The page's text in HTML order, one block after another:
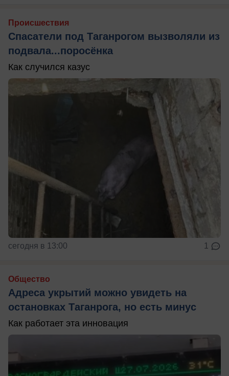
Происшествия
Спасатели под Таганрогом вызволяли из
подвала...поросёнка
Как случился казус
сегодня в 13:00 1
Общество
Адреса укрытий можно увидеть на
остановках Таганрога, но есть минус
Как работает эта инновация